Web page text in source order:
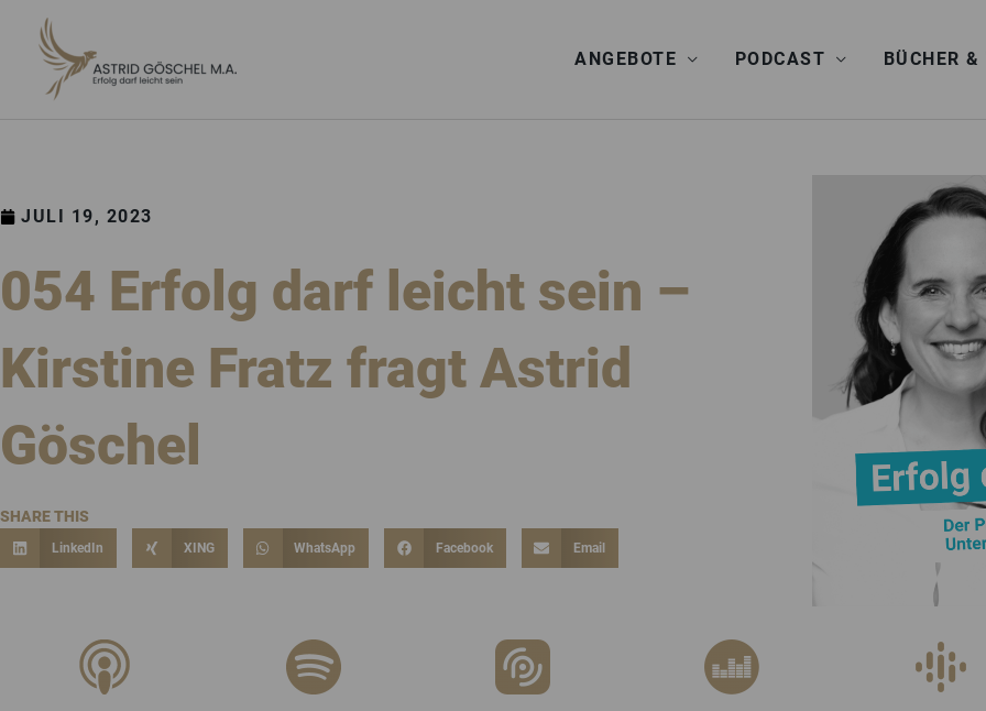
INHALT
SPRINGEN
ANGEBOTE PODCAST BÜCHER
JULI 19, 2023
054 Erfolg darf leicht sein –
Kirstine Fratz fragt Astrid
Göschel
SHARE THIS
LinkedIn XING WhatsApp Facebook Email